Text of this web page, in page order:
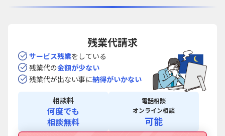
残業代請求
サービス残業を している
残業代の金額が少ない
残業代が出ない事に納得がいかない
相談料
何度でも
相談無料
電話相談
オンライン相談
可能